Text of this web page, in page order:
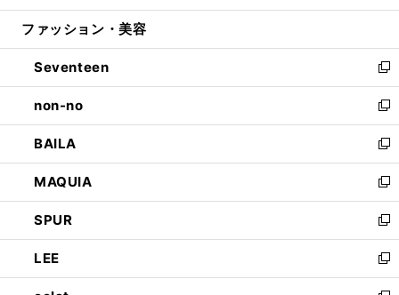
開
ウ
開
く
ン
ウ
で
開
く
ウ
ン
ド
ウ
で
開
く
ファッション・美容
Seventeen
新
し
い
ウ
ィ
ン
ド
ウ
で
開
く
non-no
新
し
い
ウ
ィ
ン
ド
ウ
で
開
BAILA
新
し
い
ウ
ィ
ン
ド
ウ
MAQUIA
新
し
い
ウ
ィ
ン
SPUR
新
し
い
ウ
LEE
新
し